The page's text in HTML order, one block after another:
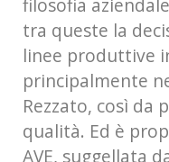
tra queste la
linee produttive
principalmente
Rezzato, così da
qualità. Ed è
AVE, suggellata